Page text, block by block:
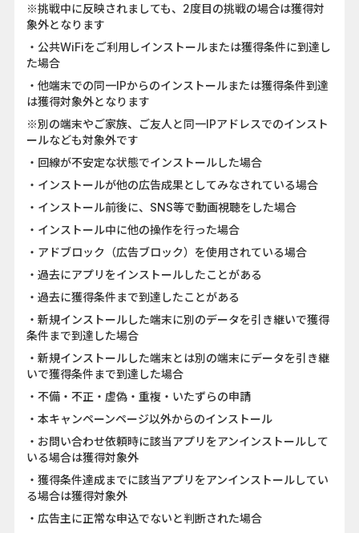
※挑戦中に反映されましても、2度目の挑戦の場合は獲得対
象外となります
・公共WiFiをご利用しインストールまたは獲得条件に到達し
た場合
・他端末での同一IPからのインストールまたは獲得条件到達
は獲得対象外となります
※別の端末やご家族、ご友人と同一IPアドレスでのインスト
ールなども対象外です
・回線が不安定な状態でインストールした場合
・インストールが他の広告成果としてみなされている場合
・インストール前後に、SNS等で動画視聴をした場合
・インストール中に他の操作を行った場合
・アドブロック（広告ブロック）を使用されている場合
・過去にアプリをインストールしたことがある
・過去に獲得条件まで到達したことがある
・新規インストールした端末に別のデータを引き継いで獲得
条件まで到達した場合
・新規インストールした端末とは別の端末にデータを引き継
いで獲得条件まで到達した場合
・不備・不正・虚偽・重複・いたずらの申請
・本キャンペーンページ以外からのインストール
・お問い合わせ依頼時に該当アプリをアンインストールして
いる場合は獲得対象外
・獲得条件達成までに該当アプリをアンインストールしてい
る場合は獲得対象外
・広告主に正常な申込でないと判断された場合